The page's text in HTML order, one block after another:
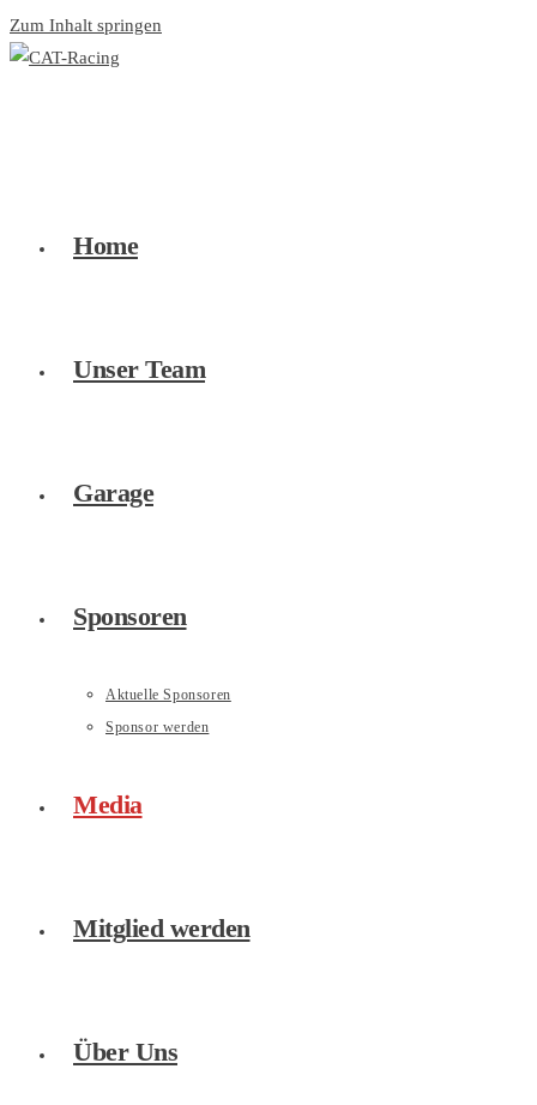
Zum Inhalt springen
Home
Unser Team
Garage
Sponsoren
Aktuelle Sponsoren
Sponsor werden
Media
Mitglied werden
Über Uns